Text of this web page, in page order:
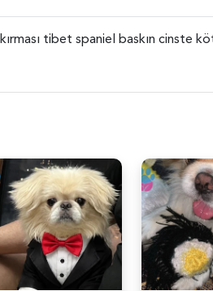
tibet spaniel baskın cinste